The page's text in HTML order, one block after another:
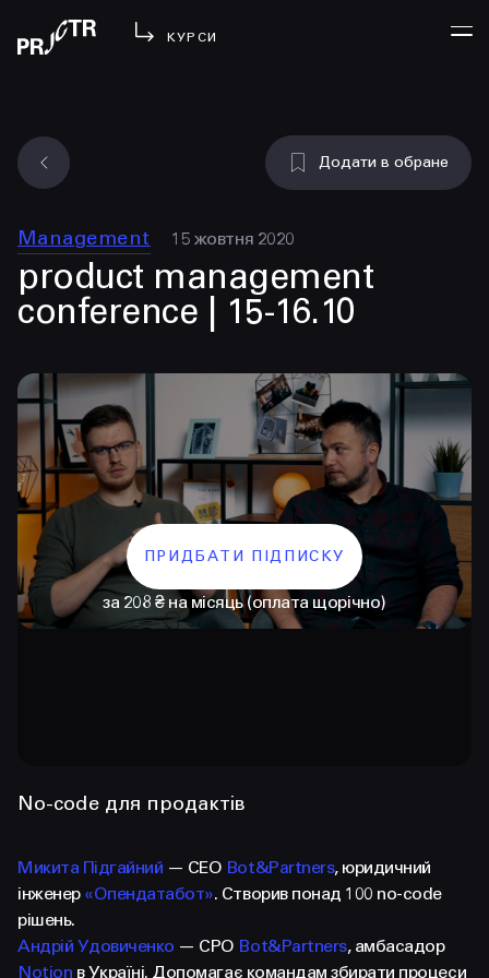
КУРСИ
у проджі
бібліотека
менторство
lezo
блог
вийти
УВІЙТИ
+38 097 015 92 72
hello@prjctr.com
INSTAGRAM TELEGRAM YOUTUBE
Додати в обране
Management 15 жовтня 2020
product management
conference | 15-16.10
ПРИДБАТИ ПІДПИСКУ
за 208 ₴ на місяць (оплата щорічно)
No-code для продактів
Микита Підгайний — СЕО Bot&Partners, юридичний
інженер «Опендатабот». Створив понад 100 no-code
рішень.
Андрій Удовиченко — CPO Bot&Partners, амбасадор
Notion в Україні. Допомагає командам збирати процеси